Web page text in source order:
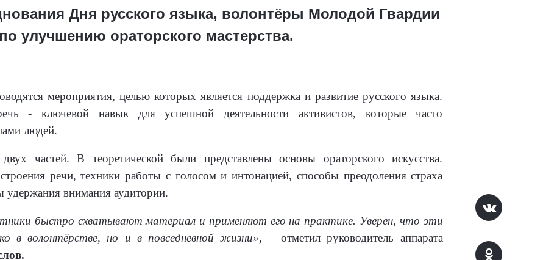
Дня русского языка, волонтёры Молодой Гвардии
улучшению ораторского мастерства.
мероприятия, целью которых является поддержка и развитие русского языка.
- ключевой навык для успешной деятельности активистов, которые часто
людей.
частей. В теоретической были представлены основы ораторского искусства.
речи, техники работы с голосом и интонацией, способы преодоления страха
внимания аудитории.
быстро схватывают материал и применяют его на практике. Уверен, что эти
в волонтёрстве, но и в повседневной жизни»,– отметил руководитель аппарата